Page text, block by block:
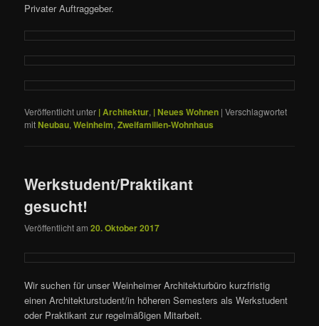
Privater Auftraggeber.
Veröffentlicht unter | Architektur, | Neues Wohnen |Verschlagwortet
mitNeubau,Weinheim,Zweifamilien-Wohnhaus
Werkstudent/Praktikant
gesucht!
Veröffentlicht am20. Oktober 2017
Wir suchen für unser Weinheimer Architekturbüro kurzfristig
einen Architekturstudent/in höheren Semesters als Werkstudent
oder Praktikant zur regelmäßigen Mitarbeit.